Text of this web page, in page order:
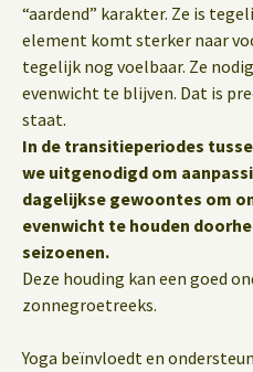
“aardend” karakter. Ze is
element komt sterker naar
tegelijk nog voelbaar. Ze
evenwicht te blijven. Dat is
staat.
In de transitieperiodes
we uitgenodigd om
dagelijkse gewoontes om
evenwicht te houden
seizoenen.
Deze houding kan een goed
zonnegroetreeks.
Yoga beïnvloedt en